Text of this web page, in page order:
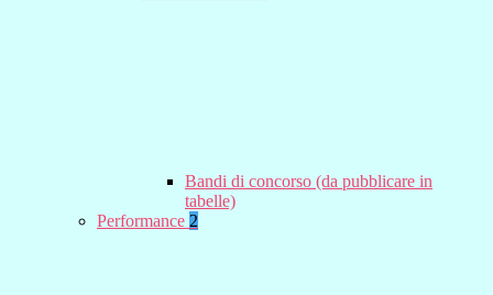
Bandi di concorso (da pubblicare in
tabelle)
Performance 2